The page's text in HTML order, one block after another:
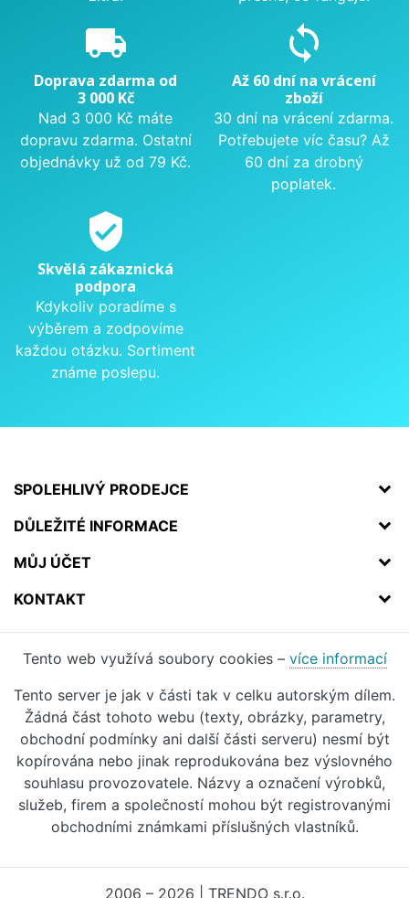
local_shipping
Doprava zdarma od
3 000 Kč
Nad 3 000 Kč máte
dopravu zdarma. Ostatní
objednávky už od 79 Kč.
sync
Až 60 dní na vrácení
zboží
30 dní na vrácení zdarma.
Potřebujete víc času? Až
60 dní za drobný
poplatek.
verified_user
Skvělá zákaznická
podpora
Kdykoliv poradíme s
výběrem a zodpovíme
každou otázku. Sortiment
známe poslepu.
SPOLEHLIVÝ PRODEJCE
DŮLEŽITÉ INFORMACE
MŮJ ÚČET
KONTAKT
Tento web využívá soubory cookies – více informací
Tento server je jak v části tak v celku autorským dílem.
Žádná část tohoto webu (texty, obrázky, parametry,
obchodní podmínky ani další části serveru) nesmí být
kopírována nebo jinak reprodukována bez výslovného
souhlasu provozovatele. Názvy a označení výrobků,
služeb, firem a společností mohou být registrovanými
obchodními známkami příslušných vlastníků.
2006 – 2026 | TRENDO s.r.o.